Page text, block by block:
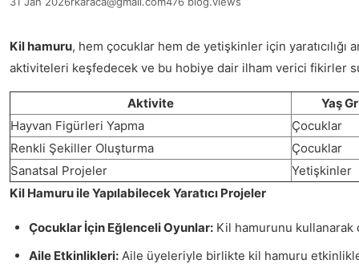
Kil hamuru, hem çocuklar hem de yetişkinler için
aktiviteleri keşfedecek ve bu hobiye dair ilham verici fikirler
Aktivite
Yaş
Hayvan Figürleri Yapma
Çocuklar
Renkli Şekiller Oluşturma
Çocuklar
Sanatsal Projeler
Yetişkinler
Kil Hamuru ile Yapılabilecek Yaratıcı Projeler
Çocuklar İçin Eğlenceli Oyunlar: Kil hamurunu kullanarak
Aile Etkinlikleri: Aile üyeleriyle birlikte kil hamuru